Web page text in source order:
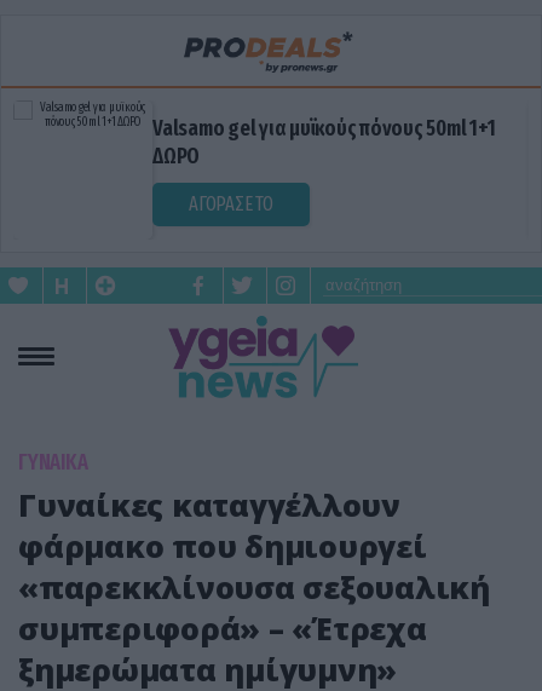
Valsamo gel για μυϊκούς πόνους 50ml 1+1
ΔΩΡΟ
ΑΓΟΡΑΣΕ ΤΟ
ΓΥΝΑΙΚΑ
Γυναίκες καταγγέλλουν
φάρμακο που δημιουργεί
«παρεκκλίνουσα σεξουαλική
συμπεριφορά» – «Έτρεχα
ξημερώματα ημίγυμνη»